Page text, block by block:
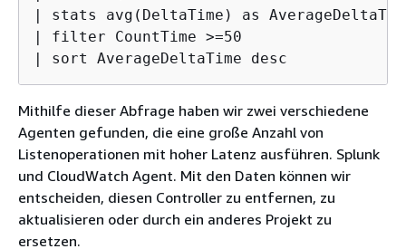
| stats avg(DeltaTime) as
| filter CountTime >=50
| sort AverageDeltaTime desc
Mithilfe dieser Abfrage haben wir zwei verschiedene
Agenten gefunden, die eine große Anzahl von
Listenoperationen mit hoher Latenz ausführen. Splunk
und CloudWatch Agent. Mit den Daten können wir
entscheiden, diesen Controller zu entfernen, zu
aktualisieren oder durch ein anderes Projekt zu
ersetzen.